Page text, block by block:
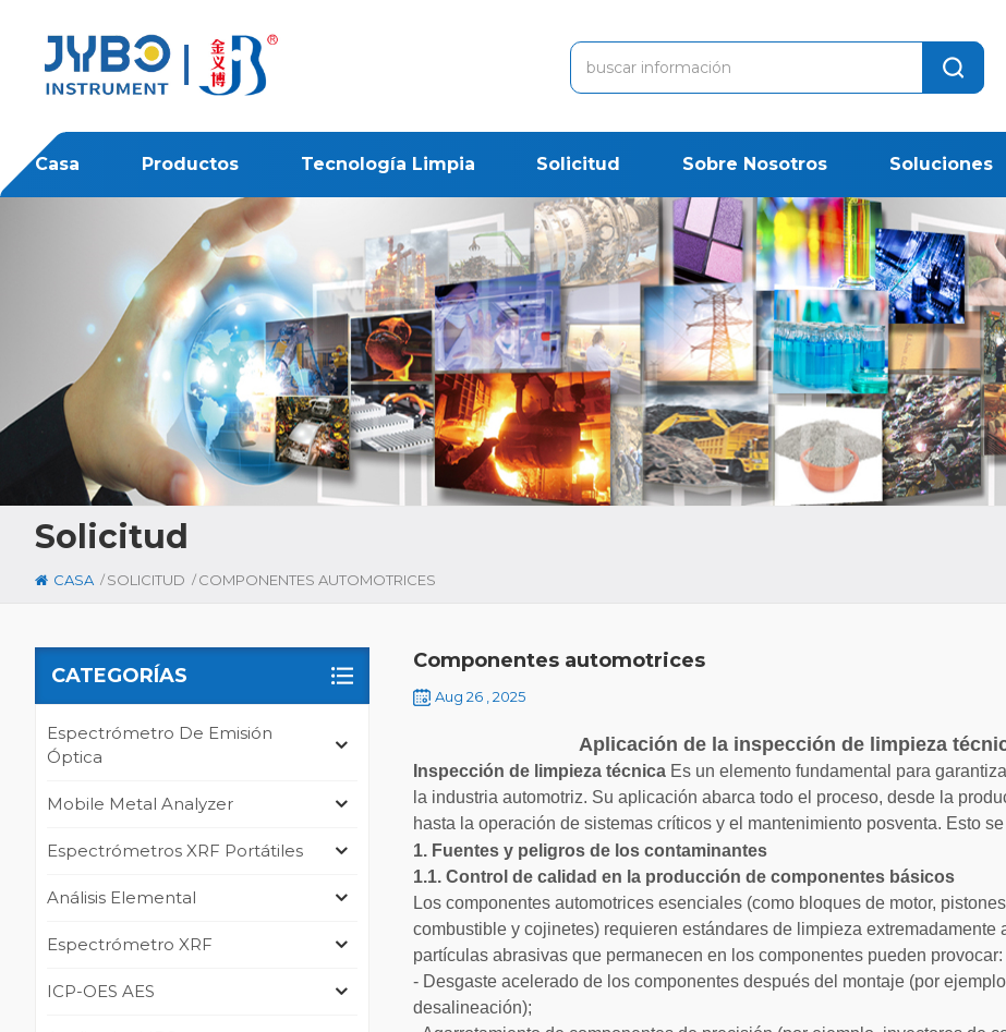
Casa Productos Tecnología Limpia Solicitud Sobre Nosotros Soluciones
Solicitud
CASA / SOLICITUD / COMPONENTES AUTOMOTRICES
CATEGORÍAS
Espectrómetro De Emisión
Óptica
Mobile Metal Analyzer
Espectrómetros XRF Portátiles
Análisis Elemental
Espectrómetro XRF
ICP-OES AES
Componentes automotrices
Aug 26 , 2025
Aplicación de la inspección de limpieza
Inspección de limpieza técnica Es un elemento fundamental para
la industria automotriz. Su aplicación abarca todo el proceso, desde la
hasta la operación de sistemas críticos y el mantenimiento posventa. Esto
1. Fuentes y peligros de los contaminantes
1.1. Control de calidad en la producción de componentes básicos
Los componentes automotrices esenciales (como bloques de motor,
combustible y cojinetes) requieren estándares de limpieza
partículas abrasivas que permanecen en los componentes pueden provocar:
- Desgaste acelerado de los componentes después del montaje (por
desalineación);